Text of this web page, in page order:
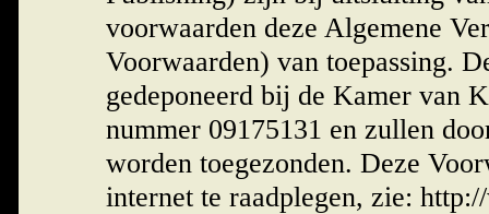
voorwaarden deze Algemene
Voorwaarden) van toepassing.
gedeponeerd bij de Kamer van
nummer 09175131 en zullen
worden toegezonden. Deze
internet te raadplegen, zie: